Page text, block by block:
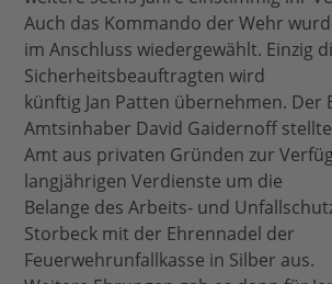
Auch das Kommando der Wehr
im Anschluss wiedergewählt. Einzig
Sicherheitsbeauftragten wird
künftig Jan Patten übernehmen. Der
Amtsinhaber David Gaidernoff
Amt aus privaten Gründen zur
langjährigen Verdienste um die
Belange des Arbeits- und
Storbeck mit der Ehrennadel der
Feuerwehrunfallkasse in Silber aus.